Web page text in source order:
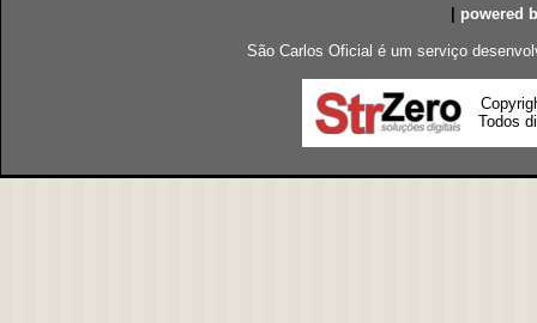
powered
São Carlos Oficial é um serviço
Todos